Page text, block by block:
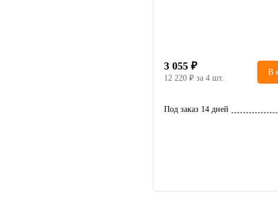
3 055
12 220 за 4 шт.
В
Под заказ 14 дней